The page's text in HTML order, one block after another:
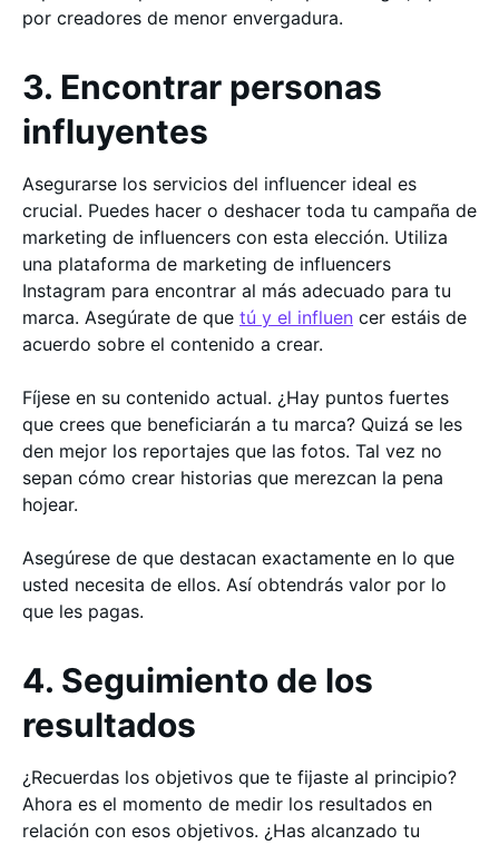
por creadores de menor envergadura.
3. Encontrar personas
influyentes
Asegurarse los servicios del influencer ideal es
crucial. Puedes hacer o deshacer toda tu campaña de
marketing de influencers con esta elección. Utiliza
una plataforma de marketing de influencers
Instagram para encontrar al más adecuado para tu
marca. Asegúrate de que tú y el influen cer estáis de
acuerdo sobre el contenido a crear.
Fíjese en su contenido actual. ¿Hay puntos fuertes
que crees que beneficiarán a tu marca? Quizá se les
den mejor los reportajes que las fotos. Tal vez no
sepan cómo crear historias que merezcan la pena
hojear.
Asegúrese de que destacan exactamente en lo que
usted necesita de ellos. Así obtendrás valor por lo
que les pagas.
4. Seguimiento de los
resultados
¿Recuerdas los objetivos que te fijaste al principio?
Ahora es el momento de medir los resultados en
relación con esos objetivos. ¿Has alcanzado tu